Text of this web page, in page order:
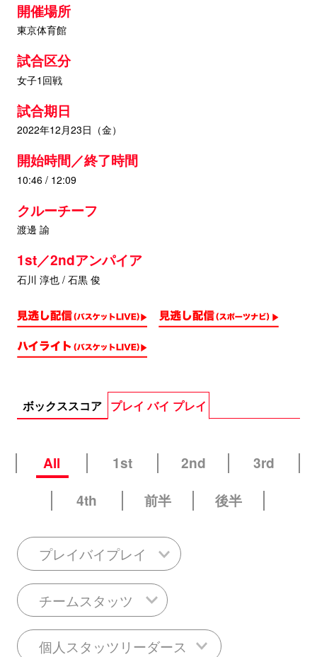
開催場所
東京体育館
試合区分
女子1回戦
試合期日
2022年12月23日（金）
開始時間／終了時間
10:46 / 12:09
クルーチーフ
渡邊 諭
1st／2ndアンパイア
石川 淳也 / 石黒 俊
ボックススコア プレイ バイ プレイ
All 1st 2nd
3rd
4th
前半 後半
プレイバイプレイ
チームスタッツ
個人スタッツリーダース